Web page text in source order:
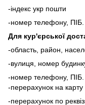
-індекс укр пошти
-номер телефону, ПІБ.
Для кур'єрської
-область, район,
-вулиця, номер
-номер телефону, ПІБ.
-перерахунок на
-перерахунок по